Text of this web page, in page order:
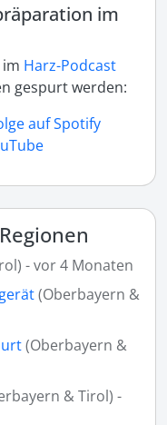
im
Harz-Podcast
gespurt werden:
auf Spotify
- vor 4 Monaten
(Oberbayern &
(Oberbayern &
& Tirol) -